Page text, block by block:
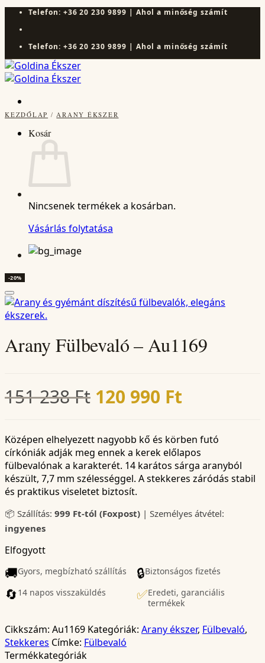
Skip
Telefon: +36 20 230 9899 | Ahol a minőség számít
Telefon: +36 20 230 9899 | Ahol a minőség számít
Kosár
Nincsenek termékek a kosárban.
Vásárlás folytatása
KEZDŐLAP / ARANY ÉKSZER
-20%
Arany Fülbevaló – Au1169
151 238Ft Original
was:
151
238 Ft.
120 990 Ft
is:
120
Középen elhelyezett nagyobb kő és körben futó
církóniák adják meg ennek a kerek előlapos
fülbevalónak a karakterét. 14 karátos sárga aranyból
készült, 7,7 mm szélességgel. A stekkeres záródás stabil
és praktikus viseletet biztosít.
📦 Szállítás: 999 Ft-tól (Foxpost) | Személyes átvétel:
ingyenes
Elfogyott
🚚Gyors, megbízható szállítás 🔒Biztonságos fizetés
🔄14 napos visszaküldés ✅Eredeti, garanciális
termékek
Cikkszám: Au1169 Kategóriák: Arany ékszer, Fülbevaló,
Stekkeres Címke: Fülbevaló
Termékkategóriák